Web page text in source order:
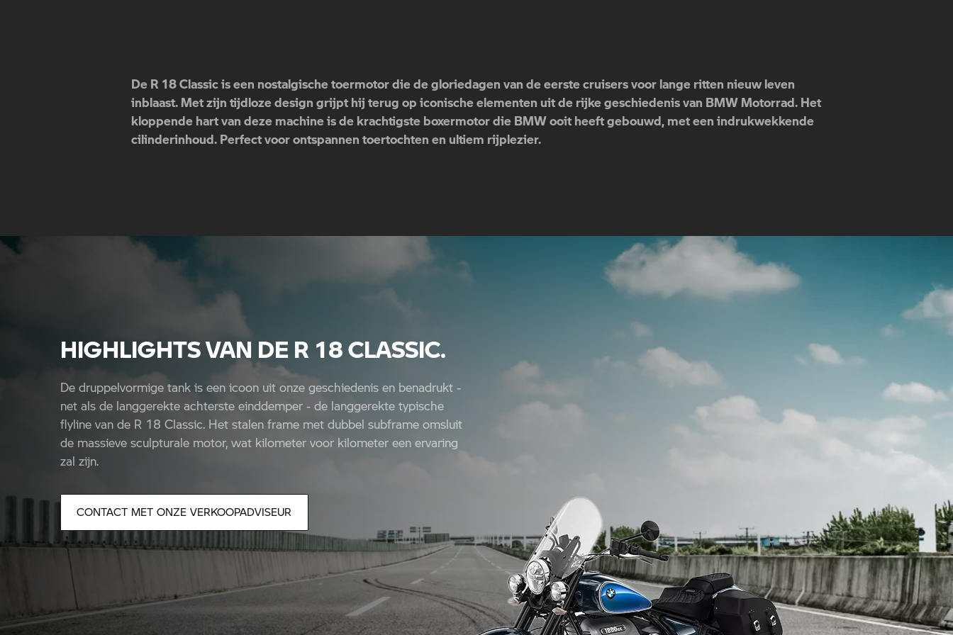
De R 18 Classic is een nostalgische toermotor die de gloriedagen van de eerste cruisers voor lange ritten nieuw leven
inblaast. Met zijn tijdloze design grijpt hij terug op iconische elementen uit de rijke geschiedenis van BMW Motorrad. Het
kloppende hart van deze machine is de krachtigste boxermotor die BMW ooit heeft gebouwd, met een indrukwekkende
cilinderinhoud. Perfect voor ontspannen toertochten en ultiem rijplezier.
HIGHLIGHTS VAN DE R 18 CLASSIC.
De druppelvormige tank is een icoon uit onze geschiedenis en benadrukt -
net als de langgerekte achterste einddemper - de langgerekte typische
flyline van de R 18 Classic. Het stalen frame met dubbel subframe omsluit
de massieve sculpturale motor, wat kilometer voor kilometer een ervaring
zal zijn.
CONTACT MET ONZE VERKOOPADVISEUR